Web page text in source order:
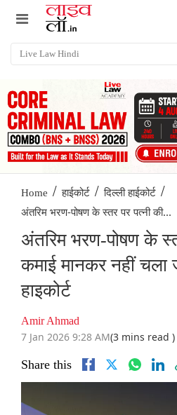
Home / हाईकोर्ट / दिल्ली हाईकोर्ट /
अंतरिम भरण-पोषण के स्तर पर पत्नी की...
अंतरिम भरण-पोषण के
कमाई मानकर नहीं चला
हाइकोर्ट
Amir Ahmad
7 Jan 2026 9:28 AM(3 mins read )
Share this